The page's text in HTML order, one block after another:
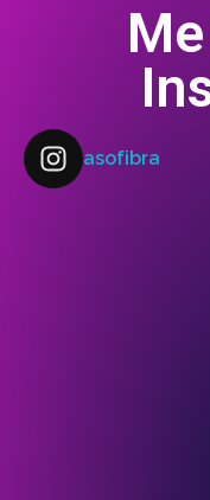
asofibra